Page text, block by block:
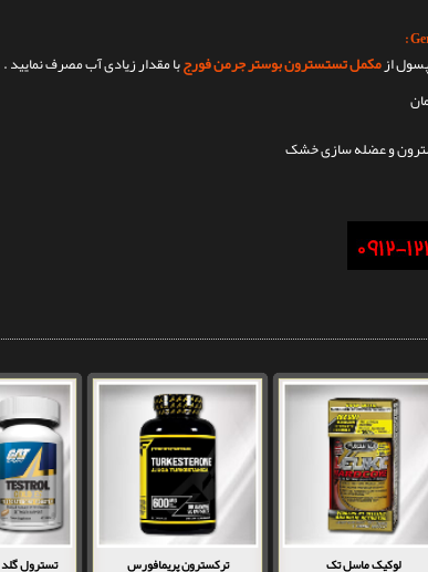
مکمل تستسترون بوستر جرمن فورجبا مقدار زیادی آب مصرف نمایید .
و عضله سازی خشک
لوکیک ماسل تک ترکسترون پریمافورس تسترول گلد ES گت اسپورت